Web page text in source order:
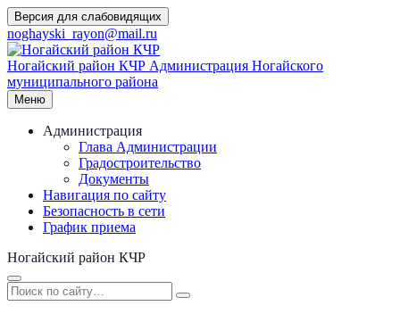
Перейти
к
содержимому
Версия для слабовидящих
noghayski_rayon@mail.ru
Ногайский район КЧР Администрация Ногайского
муниципального района
Меню
Администрация
Глава Администрации
Градостроительство
Документы
Навигация по сайту
Безопасность в сети
График приема
Ногайский район КЧР